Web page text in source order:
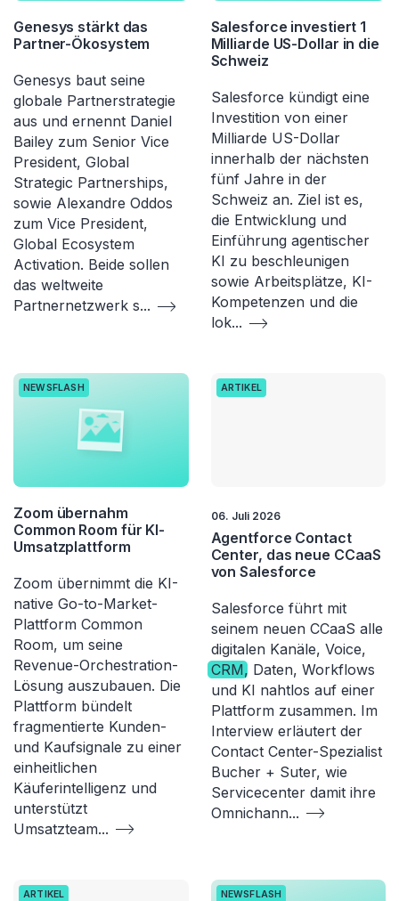
Genesys stärkt das
Partner-Ökosystem
Genesys baut seine
globale Partnerstrategie
aus und ernennt Daniel
Bailey zum Senior Vice
President, Global
Strategic Partnerships,
sowie Alexandre Oddos
zum Vice President,
Global Ecosystem
Activation. Beide sollen
das weltweite
Partnernetzwerk s...
Salesforce investiert 1
Milliarde US-Dollar in die
Schweiz
Salesforce kündigt eine
Investition von einer
Milliarde US-Dollar
innerhalb der nächsten
fünf Jahre in der
Schweiz an. Ziel ist es,
die Entwicklung und
Einführung agentischer
KI zu beschleunigen
sowie Arbeitsplätze, KI-
Kompetenzen und die
lok...
NEWSFLASH
Zoom übernahm
Common Room für KI-
Umsatzplattform
Zoom übernimmt die KI-
native Go-to-Market-
Plattform Common
Room, um seine
Revenue-Orchestration-
Lösung auszubauen. Die
Plattform bündelt
fragmentierte Kunden-
und Kaufsignale zu einer
einheitlichen
Käuferintelligenz und
unterstützt
Umsatzteam...
ARTIKEL
06. Juli 2026
Agentforce Contact
Center, das neue CCaaS
von Salesforce
Salesforce führt mit
seinem neuen CCaaS alle
digitalen Kanäle, Voice,
CRM, Daten, Workflows
und KI nahtlos auf einer
Plattform zusammen. Im
Interview erläutert der
Contact Center-Spezialist
Bucher + Suter, wie
Servicecenter damit ihre
Omnichann...
ARTIKEL NEWSFLASH